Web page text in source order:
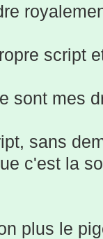
script
sont mes
sans
c'est la
plus le